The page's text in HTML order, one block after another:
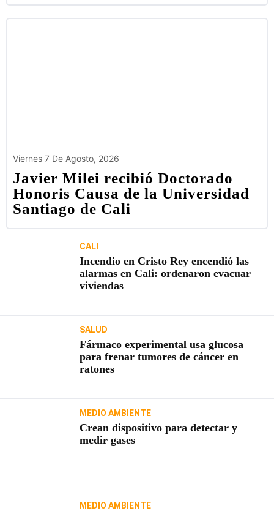
Viernes 7 De Agosto, 2026
Javier Milei recibió Doctorado
Honoris Causa de la Universidad
Santiago de Cali
CALI
Incendio en Cristo Rey encendió las
alarmas en Cali: ordenaron evacuar
viviendas
SALUD
Fármaco experimental usa glucosa
para frenar tumores de cáncer en
ratones
MEDIO AMBIENTE
Crean dispositivo para detectar y
medir gases
MEDIO AMBIENTE